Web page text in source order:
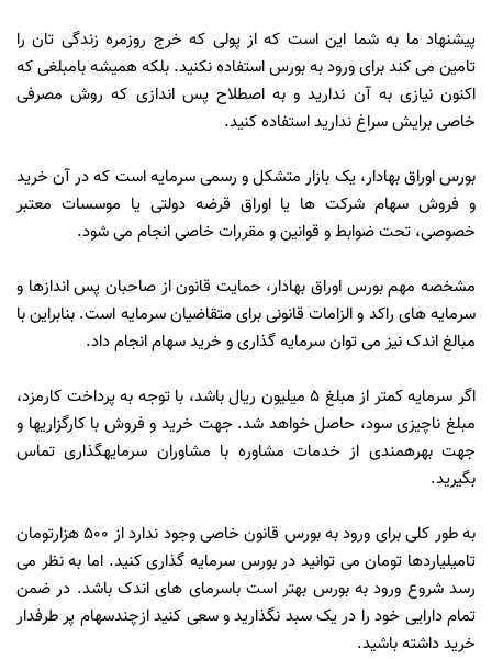
پیشنهاد ما به شما این است که از پولی که خرج روزمره زندگی تان را
تامین می کند برای ورود به بورس استفاده نکنید. بلکه همیشه بامبلغی که
اکنون نیازی به آن ندارید و به اصطلاح پس اندازی که روش مصرفی
خاصی برایش سراغ ندارید استفاده کنید.
بورس اوراق بهادار، یک بازار متشکل و رسمی سرمایه است که در آن خرید
و فروش سهام شرکت­ ها یا اوراق قرضه دولتی یا موسسات معتبر
خصوصی، تحت ضوابط و قوانین و مقررات خاصی انجام می ­شود.
مشخصه مهم بورس اوراق بهادار، حمایت قانون از صاحبان پس ­اندازها و
سرمایه ­های راکد و الزامات قانونی برای متقاضیان سرمایه است. بنابراین با
مبالغ اندک نیز می­ توان سرمایه­ گذاری و خرید سهام انجام داد.
اگر سرمایه کمتر از مبلغ ۵ میلیون ریال باشد، با توجه به پرداخت کارمزد،
مبلغ ناچیزی سود، حاصل خواهد شد. جهت خرید و فروش با کارگزاری­ها و
جهت بهره­مندی از خدمات مشاوره با مشاوران سرمایه­گذاری تماس
بگیرید.
به طور کلی برای ورود به بورس قانون خاصی وجود ندارد از 500 هزارتومان
تامیلیاردها تومان می توانید در بورس سرمایه گذاری کنید. اما به نظر می
رسد شروع ورود به بورس بهتر است باسرمای های اندک باشد. در ضمن
تمام دارایی خود را در یک سبد نگذارید و سعی کنید ازچندسهام پر طرفدار
خرید داشته باشید.